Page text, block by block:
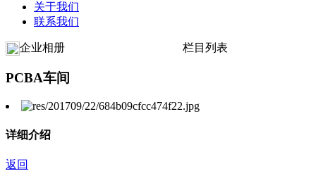
关于我们
联系我们
企业相册 栏目列表
PCBA车间
详细介绍
返回